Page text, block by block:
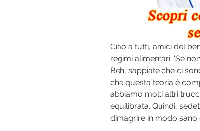
Ciao a tutti, amici del
regimi alimentari: 'Se
Beh, sappiate che ci
che questa teoria è
abbiamo molti altri
equilibrata. Quindi,
dimagrire in modo sano